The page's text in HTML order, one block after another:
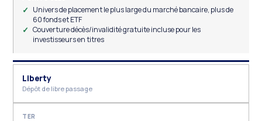
Univers de placement le plus large du marché bancaire, plus de
60 fonds et ETF
Couverture décès/invalidité gratuite incluse pour les
investisseurs en titres
Liberty
Dépôt de libre passage